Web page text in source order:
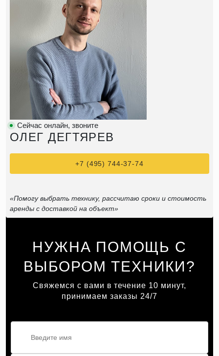
НУЖНА ПОМОЩЬ С
ВЫБОРОМ ТЕХНИКИ?
Свяжемся с вами в течение 10 минут,
принимаем заказы 24/7
Сейчас онлайн, звоните
ОЛЕГ ДЕГТЯРЕВ
+7 (495) 744-37-74
«Помогу выбрать технику, рассчитаю сроки и стоимость
аренды с доставкой на объект»